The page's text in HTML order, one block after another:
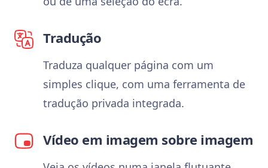
Tradução
Traduza qualquer página com um
simples clique, com uma ferramenta de
tradução privada integrada.
Vídeo em imagem sobre imagem